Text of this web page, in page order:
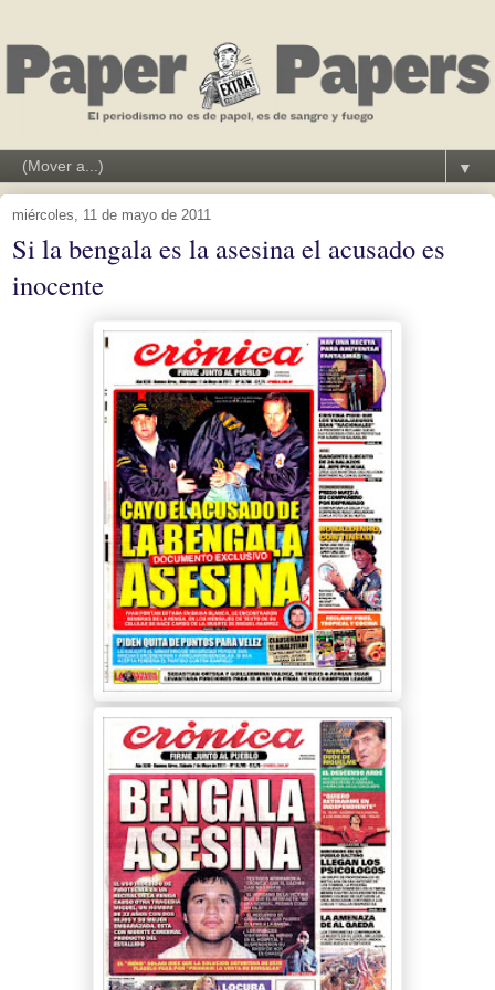
▼
miércoles, 11 de mayo de 2011
Si la bengala es la asesina el acusado es
inocente